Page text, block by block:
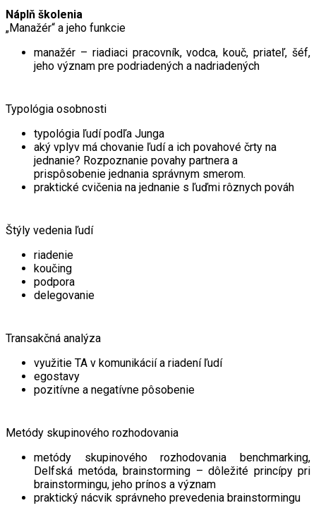
Náplň školenia
„Manažér“ a jeho funkcie
manažér – riadiaci pracovník, vodca, kouč, priateľ, šéf,
jeho význam pre podriadených a nadriadených
Typológia osobnosti
typológia ľudí podľa Junga
aký vplyv má chovanie ľudí a ich povahové črty na
jednanie? Rozpoznanie povahy partnera a
prispôsobenie jednania správnym smerom.
praktické cvičenia na jednanie s ľuďmi rôznych pováh
Štýly vedenia ľudí
riadenie
koučing
podpora
delegovanie
Transakčná analýza
využitie TA v komunikácií a riadení ľudí
egostavy
pozitívne a negatívne pôsobenie
Metódy skupinového rozhodovania
metódy skupinového rozhodovania benchmarking,
Delfská metóda, brainstorming – dôležité princípy pri
brainstormingu, jeho prínos a význam
praktický nácvik správneho prevedenia brainstormingu